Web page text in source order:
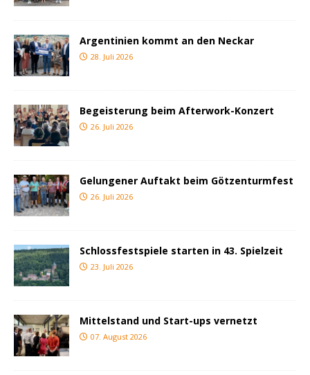
Argentinien kommt an den Neckar
28. Juli 2026
Begeisterung beim Afterwork-Konzert
26. Juli 2026
Gelungener Auftakt beim Götzenturmfest
26. Juli 2026
Schlossfestspiele starten in 43. Spielzeit
23. Juli 2026
Mittelstand und Start-ups vernetzt
07. August 2026